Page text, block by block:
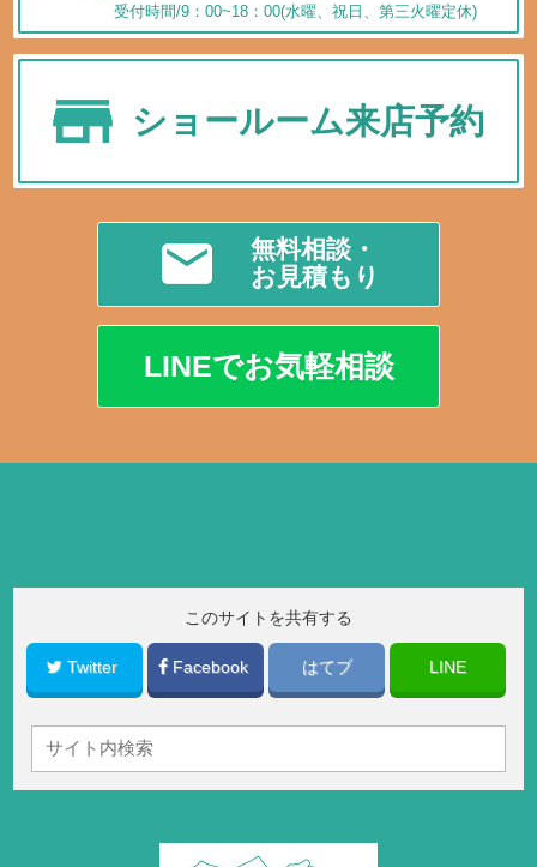
受付時間/9：00~18：00(水曜、祝日、第三火曜定休)
ショールーム来店予約
無料相談・
お見積もり
LINEでお気軽相談
このサイトを共有する
Twitter Facebook はてブ LINE